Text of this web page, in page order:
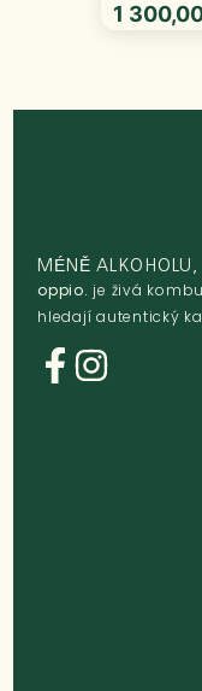
1
MÉNĚ ALKOHOLU,
oppio. je živá
hledají autentický